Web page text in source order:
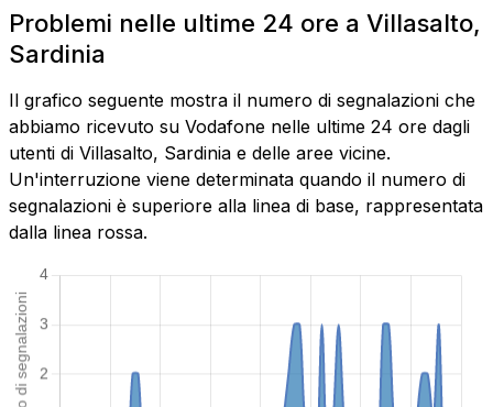
Problemi nelle ultime 24 ore a Villasalto,
Sardinia
Il grafico seguente mostra il numero di segnalazioni che
abbiamo ricevuto su Vodafone nelle ultime 24 ore dagli
utenti di Villasalto, Sardinia e delle aree vicine.
Un'interruzione viene determinata quando il numero di
segnalazioni è superiore alla linea di base, rappresentata
dalla linea rossa.